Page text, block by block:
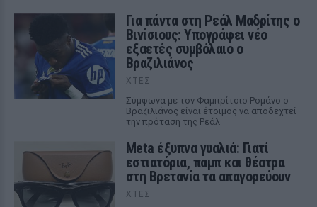
Για πάντα στη Ρεάλ Μαδρίτης ο
Βινίσιους: Υπογράφει νέο
εξαετές συμβόλαιο ο
Βραζιλιάνος
ΧΤΕΣ
Σύμφωνα με τον Φαμπρίτσιο Ρομάνο ο
Βραζιλιάνος είναι έτοιμος να αποδεχτεί
την πρόταση της Ρεάλ
Meta έξυπνα γυαλιά: Γιατί
εστιατόρια, παμπ και θέατρα
στη Βρετανία τα απαγορεύουν
ΧΤΕΣ